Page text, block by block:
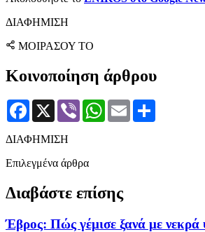
ΔΙΑΦΗΜΙΣΗ
ΜΟΙΡΑΣΟΥ ΤΟ
Κοινοποίηση άρθρου
Facebook
X Viber WhatsApp
Email
ΔΙΑΦΗΜΙΣΗ
Επιλεγμένα άρθρα
Διαβάστε επίσης
Έβρος: Πώς γέμισε ξανά με νεκρά